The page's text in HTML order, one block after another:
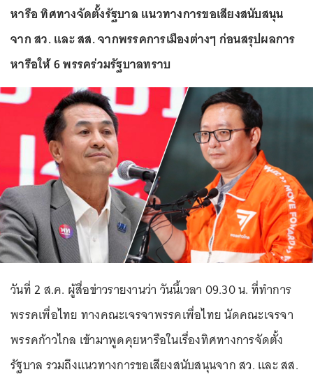
หารือ ทิศทางจัดตั้งรัฐบาล แนวทางการขอเสียงสนับสนุน
จาก สว. และ สส. จากพรรคการเมืองต่างๆ ก่อนสรุปผลการ
หารือให้ 6 พรรคร่วมรัฐบาลทราบ
วันที่ 2 ส.ค. ผู้สื่อข่าวรายงานว่า วันนี้เวลา 09.30 น. ที่ทำการ
พรรคเพื่อไทย ทางคณะเจรจาพรรคเพื่อไทย นัดคณะเจรจา
พรรคก้าวไกล เข้ามาพูดคุยหารือในเรื่องทิศทางการจัดตั้ง
รัฐบาล รวมถึงแนวทางการขอเสียงสนับสนุนจาก สว. และ สส.